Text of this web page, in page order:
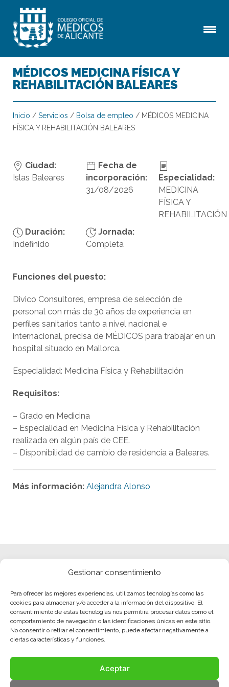
Gestionar consentimiento
Para ofrecer las mejores experiencias, utilizamos tecnologías como las
cookies para almacenar y/o acceder a la información del dispositivo. El
consentimiento de estas tecnologías nos permitirá procesar datos como el
comportamiento de navegación o las identificaciones únicas en este sitio.
No consentir o retirar el consentimiento, puede afectar negativamente a
ciertas características y funciones.
Aceptar
MÉDICOS MEDICINA FÍSICA Y
REHABILITACIÓN BALEARES
Inicio / Servicios / Bolsa de empleo / MÉDICOS MEDICINA
FÍSICA Y REHABILITACIÓN BALEARES
Ciudad:
Islas Baleares
Fecha de
incorporación:
31/08/2026
Especialidad:
MEDICINA
FÍSICA Y
REHABILITACIÓN
Duración:
Indefinido
Jornada:
Completa
Funciones del puesto:
Divico Consultores, empresa de selección de
personal con más de 30 años de experiencia en
perfiles sanitarios tanto a nivel nacional e
internacional, precisa de MÉDICOS para trabajar en un
hospital situado en Mallorca.
Especialidad: Medicina Física y Rehabilitación
Requisitos:
– Grado en Medicina
– Especialidad en Medicina Física y Rehabilitación
realizada en algún país de CEE.
– Disponibilidad de cambio de residencia a Baleares.
Más información: Alejandra Alonso